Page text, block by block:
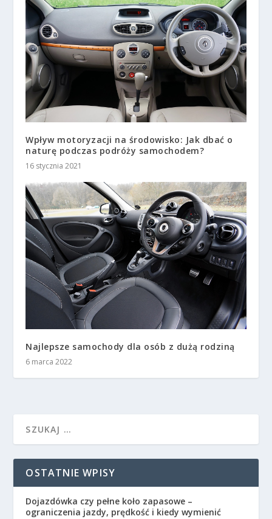
Wpływ motoryzacji na środowisko: Jak dbać o
naturę podczas podróży samochodem?
16 stycznia 2021
Najlepsze samochody dla osób z dużą rodziną
6 marca 2022
OSTATNIE WPISY
Dojazdówka czy pełne koło zapasowe –
ograniczenia jazdy, prędkość i kiedy wymienić